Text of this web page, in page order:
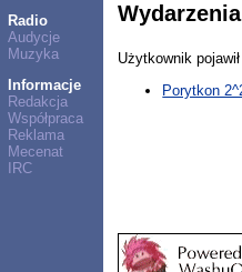
Radio
Audycje
Muzyka
Informacje
Redakcja
Współpraca
Reklama
Mecenat
IRC
Wydarzenia
Użytkownik
Porytkon